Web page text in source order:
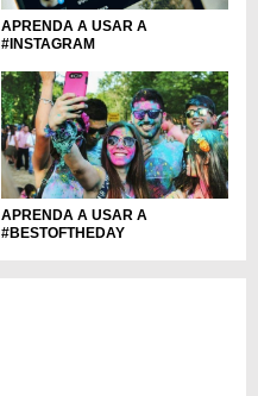
APRENDA A USAR A
#INSTAGRAM
APRENDA A USAR A
#BESTOFTHEDAY